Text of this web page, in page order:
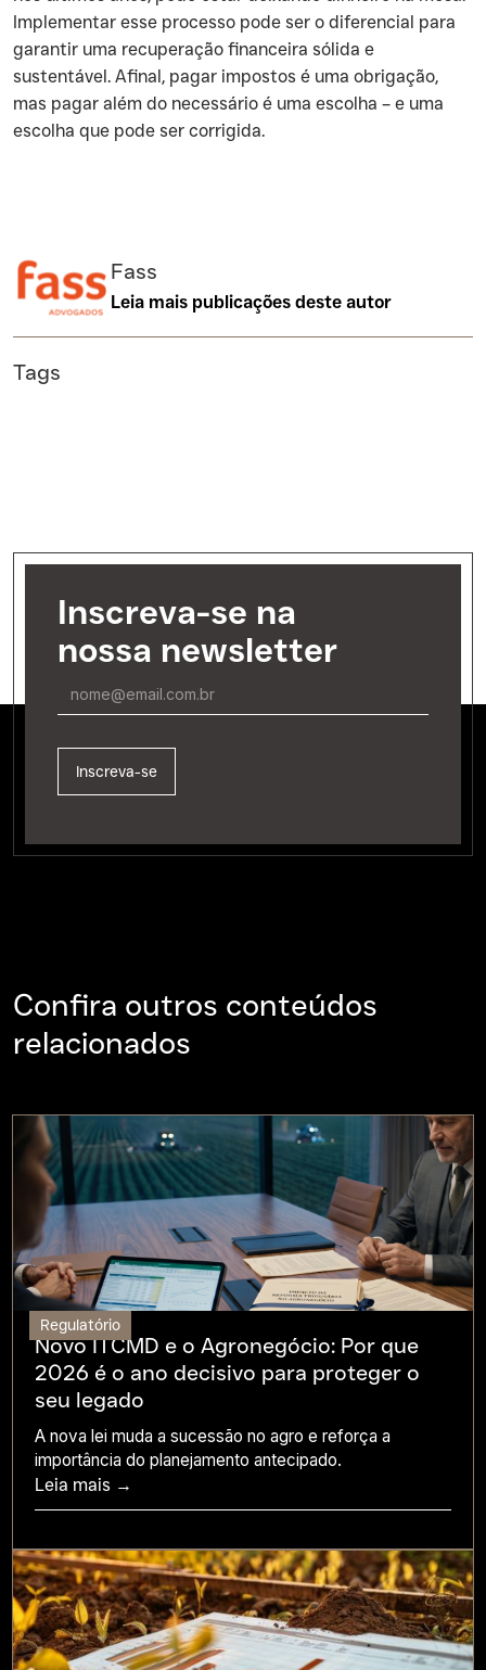
Implementar esse processo pode ser o diferencial para
garantir uma recuperação financeira sólida e
sustentável. Afinal, pagar impostos é uma obrigação,
mas pagar além do necessário é uma escolha – e uma
escolha que pode ser corrigida.
Fass
Leia mais publicações deste autor
Tags
Inscreva-se na
nossa newsletter
Confira outros conteúdos
relacionados
Regulatório
Novo ITCMD e o Agronegócio: Por que
2026 é o ano decisivo para proteger o
seu legado
A nova lei muda a sucessão no agro e reforça a
importância do planejamento antecipado.
Leia mais →